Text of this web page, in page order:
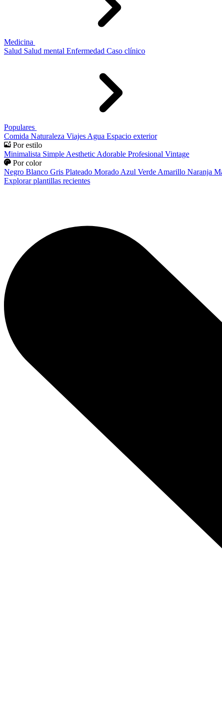
Medicina
Salud Salud mental Enfermedad Caso clínico
Populares
Comida Naturaleza Viajes Agua Espacio exterior
Por estilo
Minimalista Simple Aesthetic Adorable Profesional Vintage
Por color
Negro Blanco Gris Plateado Morado Azul Verde Amarillo Naranja
Explorar plantillas recientes